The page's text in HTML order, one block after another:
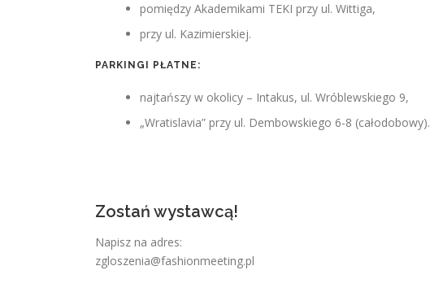
pomiędzy Akademikami TEKI przy ul. Wittiga,
przy ul. Kazimierskiej.
PARKINGI PŁATNE:
najtańszy w okolicy – Intakus, ul. Wróblewskiego 9,
„Wratislavia” przy ul. Dembowskiego 6-8 (całodobowy).
Zostań wystawcą!
Napisz na adres:
zgloszenia@fashionmeeting.pl